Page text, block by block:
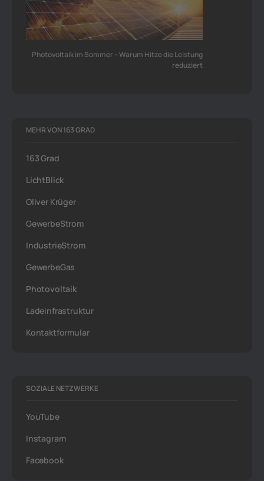
Photovoltaik im Sommer – Warum Hitze die Leistung
reduziert
MEHR VON 163 GRAD
163 Grad
LichtBlick
Oliver Krüger
GewerbeStrom
IndustrieStrom
GewerbeGas
Photovoltaik
Ladeinfrastruktur
Kontaktformular
SOZIALE NETZWERKE
YouTube
Instagram
Facebook